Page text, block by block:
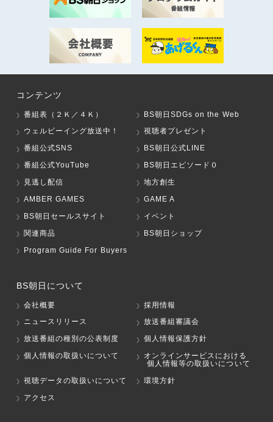
コンテンツ
番組表（２Ｋ／４Ｋ）
BS朝日SDGs on the Web
ウェルビーイング放送中！
視聴者プレゼント
番組公式SNS
BS朝日公式LINE
番組公式YouTube
BS朝日エピソード０
見逃し配信
地方創生
AMBER GAMES
GAME A
BS朝日セールスサイト
イベント
関連商品
BS朝日ショップ
Program Guide For Buyers
BS朝日について
会社概要
採用情報
ニュースリリース
放送番組審議会
放送番組の種別の公表制度
個人情報保護方針
個人情報の取扱いについて
オンラインサービスにおける
個人情報等の取扱いについて
視聴データの取扱いについて
環境方針
アクセス